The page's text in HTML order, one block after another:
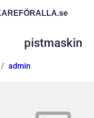
se
pistmaskin
admin